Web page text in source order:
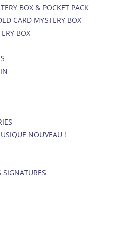
BOX & POCKET PACK
CARD MYSTERY BOX
BOX
NOUVEAU !